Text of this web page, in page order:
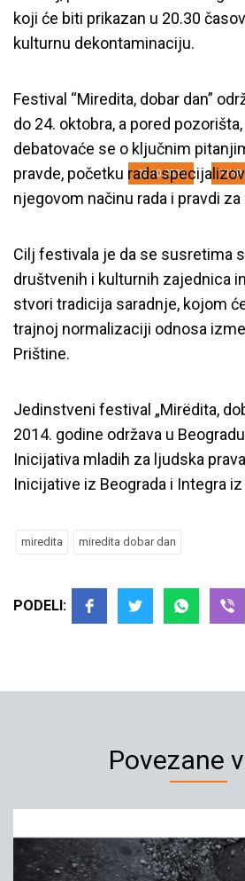
Mirëdita: Političari
ljudi koji žive na
zajedno čuvaju
23.10.2020 YIHR
koji će biti prikazan u 20.30
kulturnu dekontaminaciju.
Festival “Miredita, dobar dan”
do 24. oktobra, a pored
debatovaće se o ključnim
pravde, početku rada
njegovom načinu rada i pravdi
Cilj festivala je da se susretima
društvenih i kulturnih zajednica
stvori tradicija saradnje, kojom
trajnoj normalizaciji odnosa
Prištine.
Jedinstveni festival „Mirëdita,
2014. godine održava u
Inicijativa mladih za ljudska
Inicijative iz Beograda i Integra
miredita miredita dobar dan
PODELI:
Povezane